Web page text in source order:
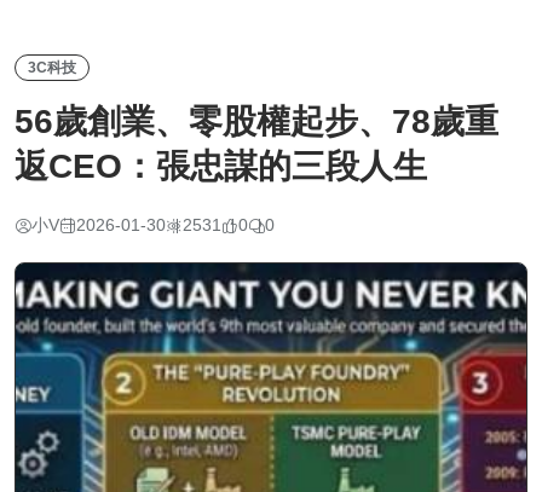
3C科技
56歲創業、零股權起步、78歲重
返CEO：張忠謀的三段人生
小V 2026-01-30 2531 0 0